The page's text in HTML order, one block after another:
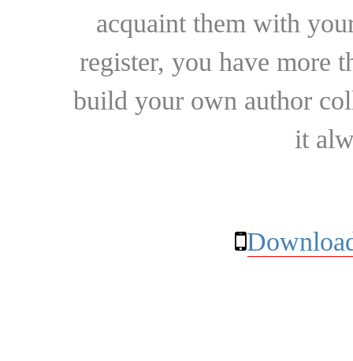
acquaint them with
register, you have more
build your own author
it